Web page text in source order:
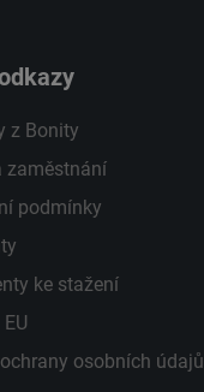
z Bonity
zaměstnání
podmínky
ke stažení
osobních údajů